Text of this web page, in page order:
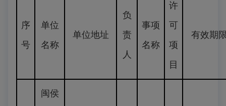
序
号
单位
名称
单位地址
负
责
人
事项
名称
许
可
项
目
有效期
闽侯